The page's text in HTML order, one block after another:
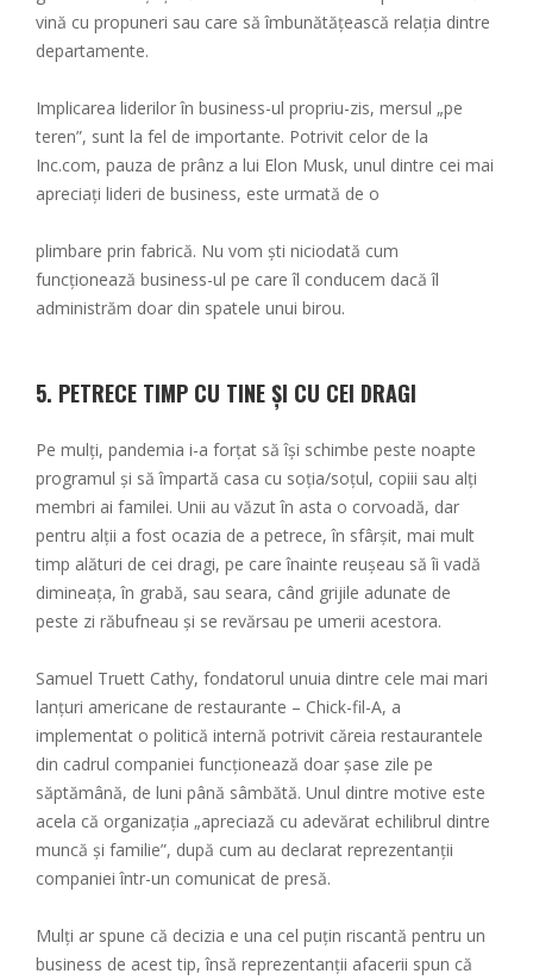
vină cu propuneri sau care să îmbunătățească relația dintre
departamente.
Implicarea liderilor în business-ul propriu-zis, mersul „pe
teren”, sunt la fel de importante. Potrivit celor de la
Inc.com, pauza de prânz a lui Elon Musk, unul dintre cei mai
apreciați lideri de business, este urmată de o
plimbare prin fabrică. Nu vom ști niciodată cum
funcționează business-ul pe care îl conducem dacă îl
administrăm doar din spatele unui birou.
5. PETRECE TIMP CU TINE ȘI CU CEI DRAGI
Pe mulți, pandemia i-a forțat să își schimbe peste noapte
programul și să împartă casa cu soția/soțul, copiii sau alți
membri ai familei. Unii au văzut în asta o corvoadă, dar
pentru alții a fost ocazia de a petrece, în sfârșit, mai mult
timp alături de cei dragi, pe care înainte reușeau să îi vadă
dimineața, în grabă, sau seara, când grijile adunate de
peste zi răbufneau și se revărsau pe umerii acestora.
Samuel Truett Cathy, fondatorul unuia dintre cele mai mari
lanțuri americane de restaurante – Chick-fil-A, a
implementat o politică internă potrivit căreia restaurantele
din cadrul companiei funcționează doar șase zile pe
săptămână, de luni până sâmbătă. Unul dintre motive este
acela că organizația „apreciază cu adevărat echilibrul dintre
muncă și familie”, după cum au declarat reprezentanții
companiei într-un comunicat de presă.
Mulți ar spune că decizia e una cel puțin riscantă pentru un
business de acest tip, însă reprezentanții afacerii spun că